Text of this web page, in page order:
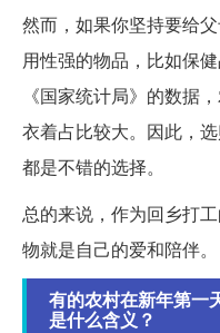
然而，如果你坚持要给
用性强的物品，比如保
《国家统计局》的数据
衣着占比较大。因此，
都是不错的选择。
总的来说，作为回乡打
物就是自己的爱和陪伴。
有的农村在新年第一
是什么含义？